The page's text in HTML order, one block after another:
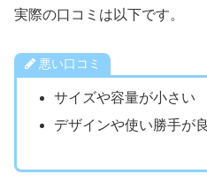
実際の口コミは以下です。
悪い口コミ
サイズや容量が小さい
デザインや使い勝手が